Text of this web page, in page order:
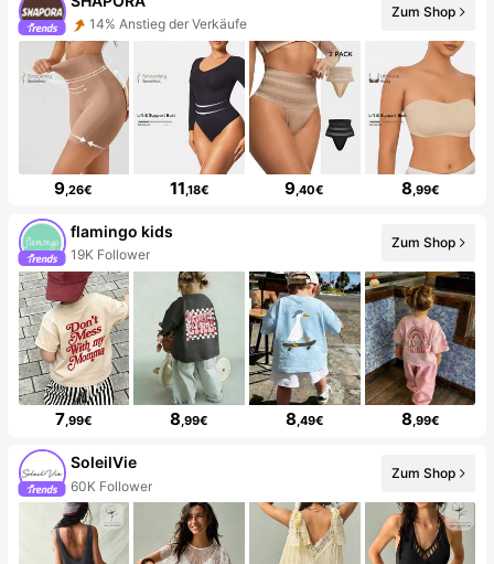
14% Anstieg der Verkäufe
Zum Shop
9,26€ 11,18€ 9,40€ 8,99€
flamingo kids
19K Follower
Zum Shop
7,99€ 8,99€ 8,49€ 8,99€
SoleilVie
60K Follower
Zum Shop